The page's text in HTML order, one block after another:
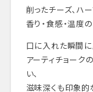
削ったチーズ、ハ
香り・食感・温度
口に入れた瞬間
アーティチョーク
い、
滋味深くも印象的